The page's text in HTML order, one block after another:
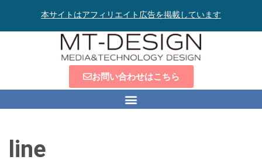
本サイトはアフィリエイト広告を掲載しています
お問い合わせはこちら
line